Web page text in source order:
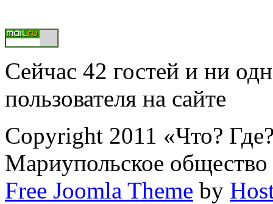
Сейчас 42 гостей и ни
пользователя на сайте
Copyright 2011 «Что?
Мариупольское
Free Joomla Theme by